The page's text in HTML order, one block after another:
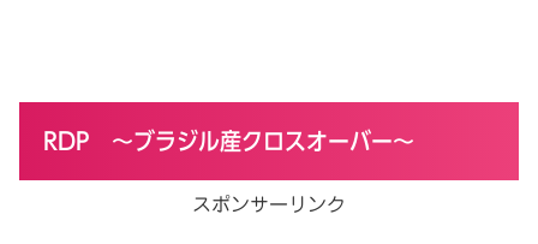
RDP ～ブラジル産クロスオーバー～
スポンサーリンク